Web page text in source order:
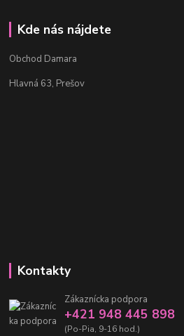
Kde nás nájdete
Obchod Damara
Hlavná 63, Prešov
Kontakty
Zákaznícka podpora
+421 948 445 898
(Po-Pia, 9-16 hod.)